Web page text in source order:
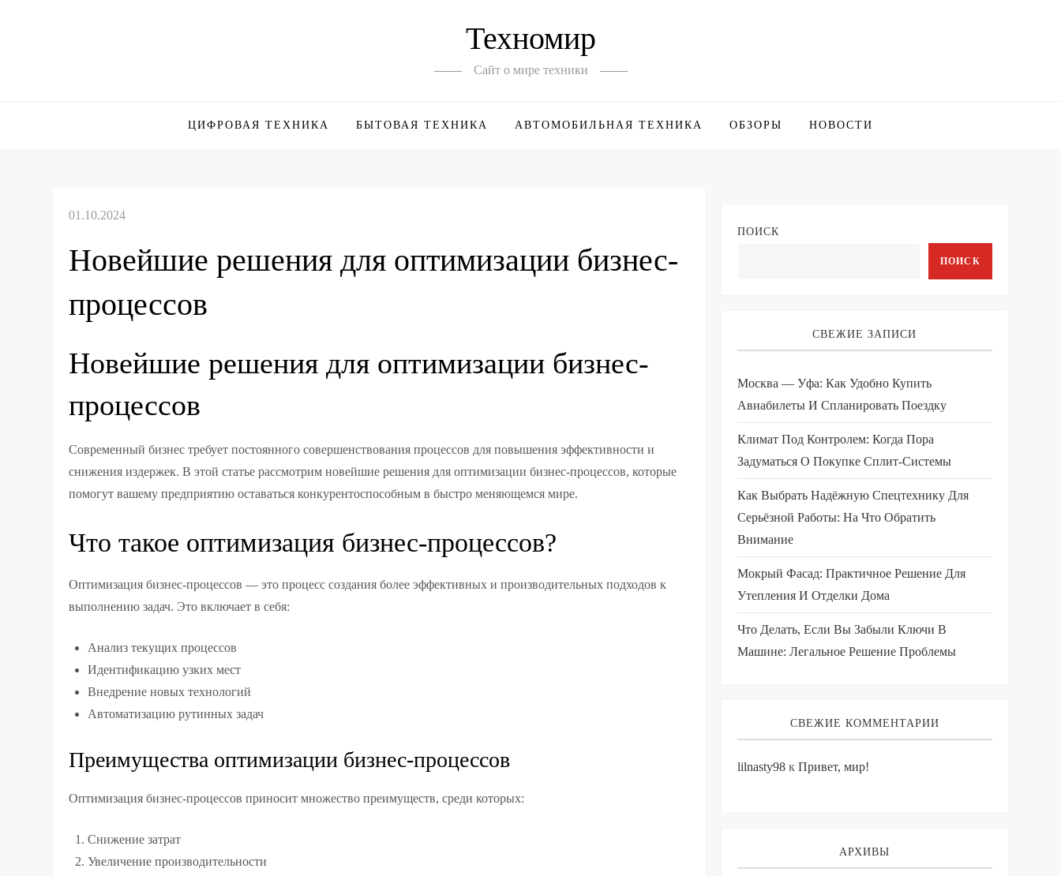
Техномир
Сайт о мире техники
ЦИФРОВАЯ ТЕХНИКА БЫТОВАЯ ТЕХНИКА АВТОМОБИЛЬНАЯ ТЕХНИКА ОБЗОРЫ НОВОСТИ
Новейшие решения для оптимизации бизнес-
процессов
Новейшие решения для оптимизации бизнес-
процессов
Современный бизнес требует постоянного совершенствования процессов для повышения эффективности и
снижения издержек. В этой статье рассмотрим новейшие решения для оптимизации бизнес-процессов, которые
помогут вашему предприятию оставаться конкурентоспособным в быстро меняющемся мире.
Что такое оптимизация бизнес-процессов?
Оптимизация бизнес-процессов — это процесс создания более эффективных и производительных подходов к
выполнению задач. Это включает в себя:
Анализ текущих процессов
Идентификацию узких мест
Внедрение новых технологий
Автоматизацию рутинных задач
Преимущества оптимизации бизнес-процессов
Оптимизация бизнес-процессов приносит множество преимуществ, среди которых:
Снижение затрат
Увеличение производительности
ПОИСК
ПОИСК
СВЕЖИЕ ЗАПИСИ
Москва — Уфа: Как Удобно Купить
Авиабилеты И Спланировать Поездку
Климат Под Контролем: Когда Пора
Задуматься О Покупке Сплит-Системы
Как Выбрать Надёжную Спецтехнику Для
Серьёзной Работы: На Что Обратить
Внимание
Мокрый Фасад: Практичное Решение Для
Утепления И Отделки Дома
Что Делать, Если Вы Забыли Ключи В
Машине: Легальное Решение Проблемы
СВЕЖИЕ КОММЕНТАРИИ
lilnasty98к Привет, мир!
АРХИВЫ